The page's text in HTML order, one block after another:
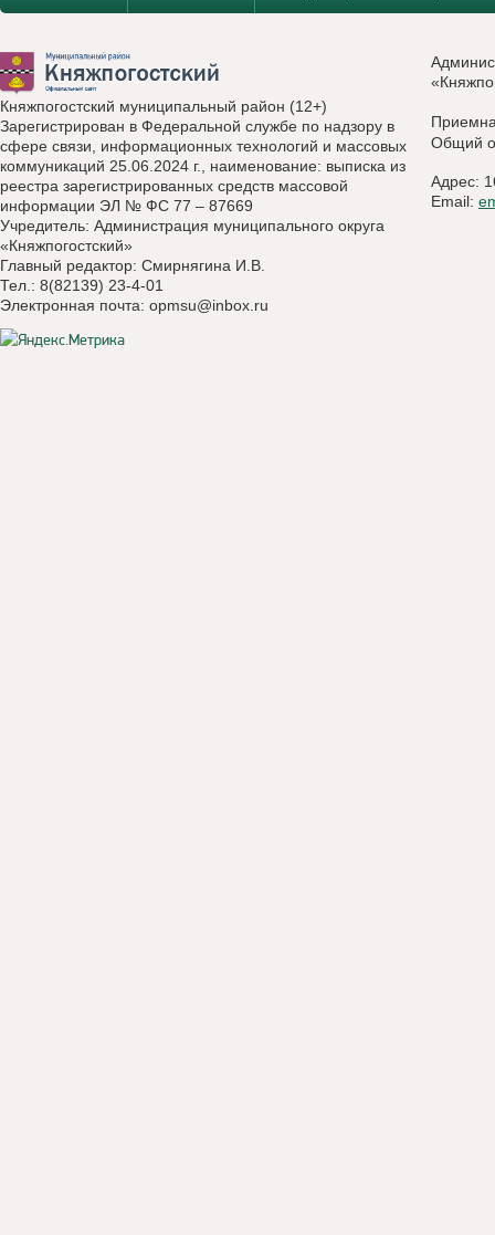
Княжпогостский муниципальный район (12+)
Зарегистрирован в Федеральной службе по надзору в
сфере связи, информационных технологий и массовых
коммуникаций 25.06.2024 г., наименование: выписка из
реестра зарегистрированных средств массовой
информации ЭЛ № ФС 77 – 87669
Учредитель: Администрация муниципального округа
«Княжпогостский»
Главный редактор: Смирнягина И.В.
Тел.: 8(82139) 23-4-01
Электронная почта: opmsu@inbox.ru
Общий
Адрес:
Email: